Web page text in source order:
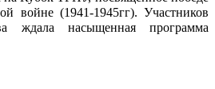
войне (1941-1945гг). Участников
ждала насыщенная программа